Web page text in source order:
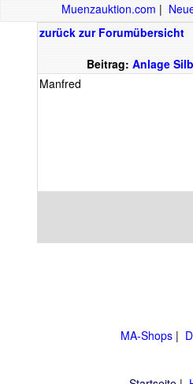
Muenzauktion.com |
zurück zur Forumübersicht
Beitrag: Anlage
Manfred
MA-Shops |